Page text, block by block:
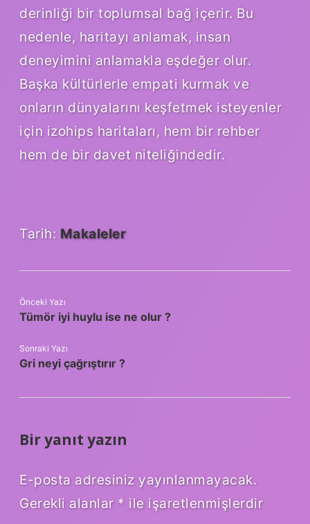
derinliği bir toplumsal bağ içerir. Bu
nedenle, haritayı anlamak, insan
deneyimini anlamakla eşdeğer olur.
Başka kültürlerle empati kurmak ve
onların dünyalarını keşfetmek isteyenler
için izohips haritaları, hem bir rehber
hem de bir davet niteliğindedir.
Tarih: Makaleler
Önceki Yazı
Tümör iyi huylu ise ne olur ?
Sonraki Yazı
Gri neyi çağrıştırır ?
Bir yanıt yazın
E-posta adresiniz yayınlanmayacak.
Gerekli alanlar * ile işaretlenmişlerdir